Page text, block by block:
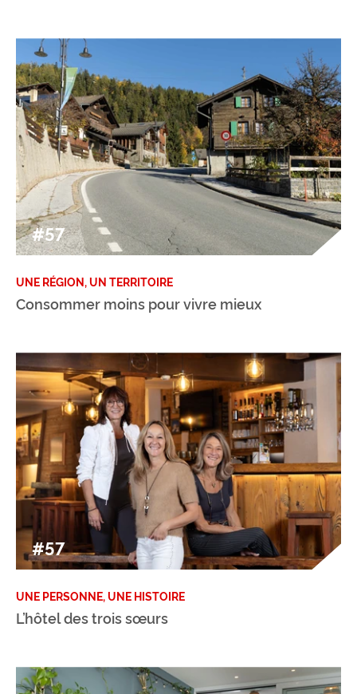
#57
UNE RÉGION, UN TERRITOIRE
Consommer moins pour vivre mieux
#57
UNE PERSONNE, UNE HISTOIRE
L’hôtel des trois sœurs